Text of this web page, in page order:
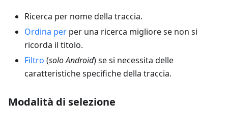
Ricerca per nome della traccia.
Ordina per per una ricerca migliore se non si
ricorda il titolo.
Filtro (solo Android) se si necessita delle
caratteristiche specifiche della traccia.
Modalità di selezione